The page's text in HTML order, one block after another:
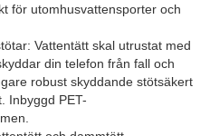
för utomhusvattensporter och
Vattentätt skal utrustat med
din telefon från fall och
robust skyddande stötsäkert
Inbyggd PET-